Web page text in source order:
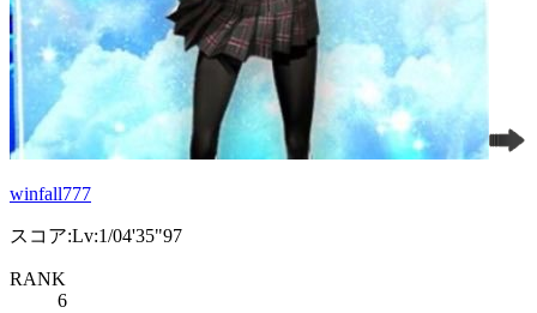
winfall777
スコア:Lv:1/04'35"97
RANK
6